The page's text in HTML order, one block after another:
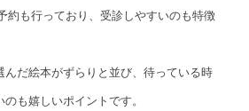
約も行っており、受診しやすいのも特徴
んだ絵本がずらりと並び、待っている時
も嬉しいポイントです。